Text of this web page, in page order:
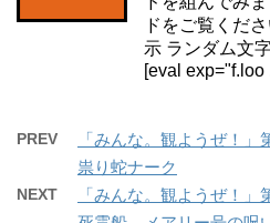
ドをご覧くだ
示 ランダム文
[eval exp="f.loo
PREV
「みんな。観ようぜ！」
祟り蛇ナーク
NEXT
「みんな。観ようぜ！」